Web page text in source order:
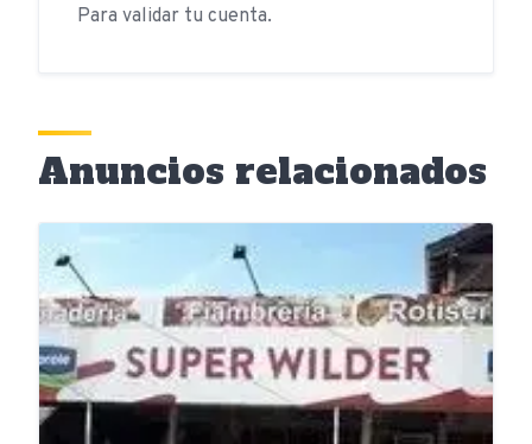
Para validar tu cuenta.
Anuncios relacionados